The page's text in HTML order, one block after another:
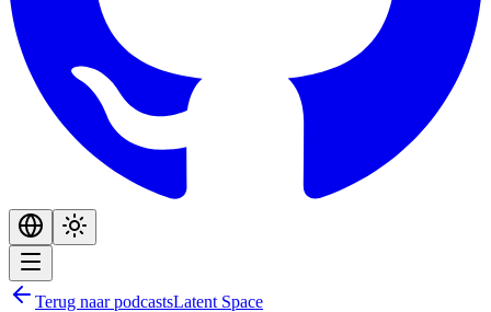
Terug naar podcastsLatent Space